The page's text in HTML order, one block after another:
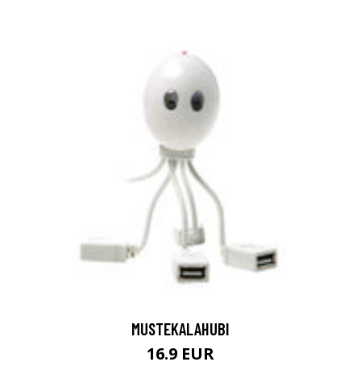
MUSTEKALAHUBI
16.9 EUR